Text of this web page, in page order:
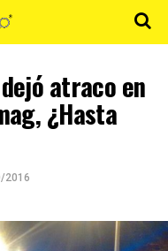
atraco en
¿Hasta
2016